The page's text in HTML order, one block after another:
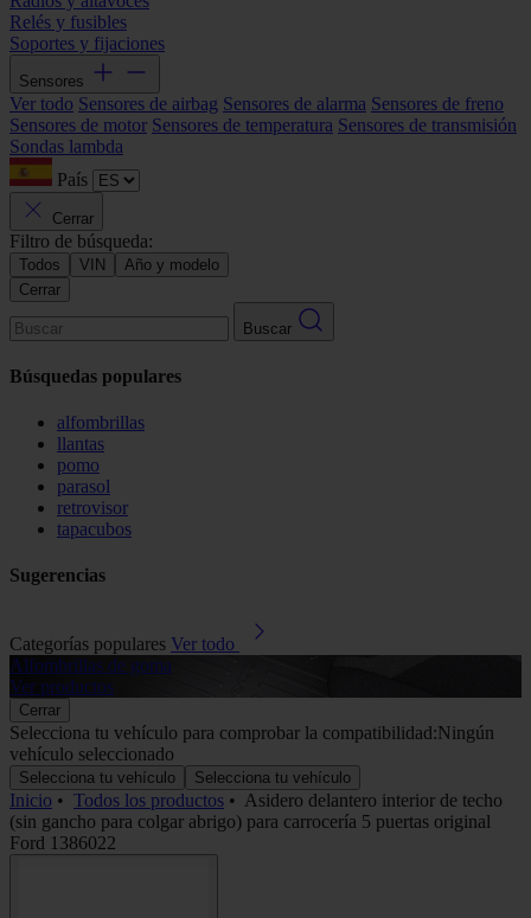
Relés y fusibles
Soportes y fijaciones
Sensores
Ver todo Sensores de airbag Sensores de alarma Sensores de freno
Sensores de motor Sensores de temperatura Sensores de transmisión
Sondas lambda
País
Cerrar
Filtro de búsqueda:
Todos VIN
Año y modelo
Cerrar
Buscar
Búsquedas populares
alfombrillas
llantas
pomo
parasol
retrovisor
tapacubos
Sugerencias
Categorías populares Ver todo
Alfombrillas de goma
Ver productos
Cerrar
Selecciona tu vehículo para comprobar la compatibilidad:Ningún
vehículo seleccionado
Selecciona tu vehículo Selecciona tu vehículo
Inicio • Todos los productos • Asidero delantero interior de techo
(sin gancho para colgar abrigo) para carrocería 5 puertas original
Ford 1386022